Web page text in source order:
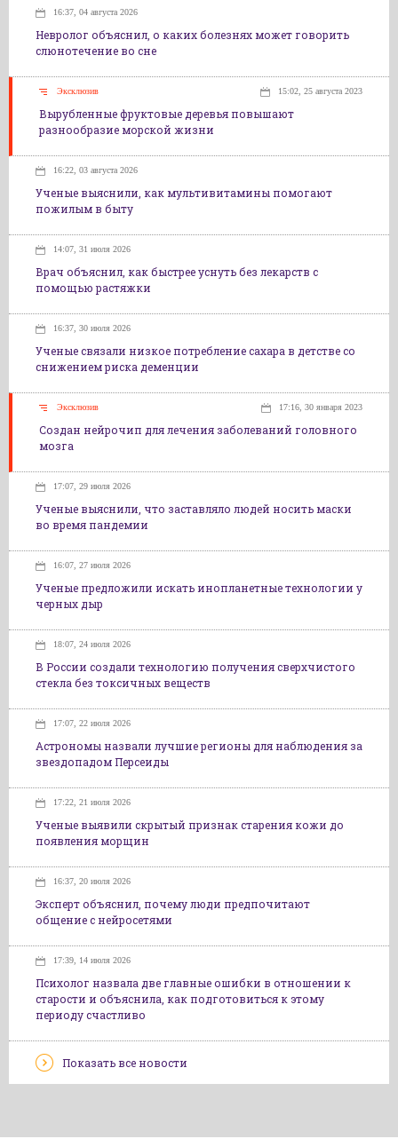
16:37, 04 августа 2026
Невролог объяснил, о каких болезнях может говорить
слюнотечение во сне
Эксклюзив 15:02, 25 августа 2023
Вырубленные фруктовые деревья повышают
разнообразие морской жизни
16:22, 03 августа 2026
Ученые выяснили, как мультивитамины помогают
пожилым в быту
14:07, 31 июля 2026
Врач объяснил, как быстрее уснуть без лекарств с
помощью растяжки
16:37, 30 июля 2026
Ученые связали низкое потребление сахара в детстве со
снижением риска деменции
Эксклюзив 17:16, 30 января 2023
Создан нейрочип для лечения заболеваний головного
мозга
17:07, 29 июля 2026
Ученые выяснили, что заставляло людей носить маски
во время пандемии
16:07, 27 июля 2026
Ученые предложили искать инопланетные технологии у
черных дыр
18:07, 24 июля 2026
В России создали технологию получения сверхчистого
стекла без токсичных веществ
17:07, 22 июля 2026
Астрономы назвали лучшие регионы для наблюдения за
звездопадом Персеиды
17:22, 21 июля 2026
Ученые выявили скрытый признак старения кожи до
появления морщин
16:37, 20 июля 2026
Эксперт объяснил, почему люди предпочитают
общение с нейросетями
17:39, 14 июля 2026
Психолог назвала две главные ошибки в отношении к
старости и объяснила, как подготовиться к этому
периоду счастливо
Показать все новости